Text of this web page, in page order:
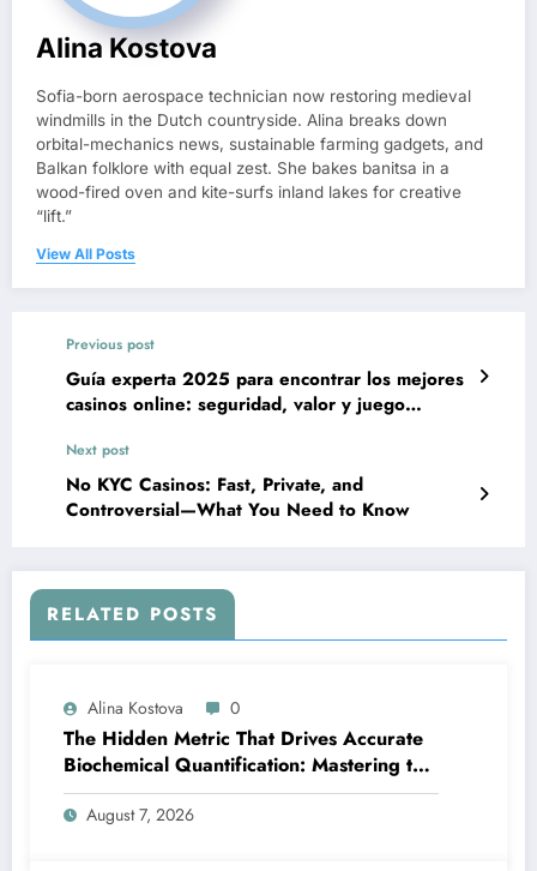
Alina Kostova
Sofia-born aerospace technician now restoring medieval
windmills in the Dutch countryside. Alina breaks down
orbital-mechanics news, sustainable farming gadgets, and
Balkan folklore with equal zest. She bakes banitsa in a
wood-fired oven and kite-surfs inland lakes for creative
“lift.”
View All Posts
Previous post
Guía experta 2025 para encontrar los mejores
casinos online: seguridad, valor y juego
Next post
No KYC Casinos: Fast, Private, and
Controversial—What You Need to Know
RELATED POSTS
Alina Kostova 0
The Hidden Metric That Drives Accurate
Biochemical Quantification: Mastering the
Extinction Coefficient
August 7, 2026